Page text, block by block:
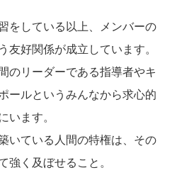
をしている以上、メンバーの
友好関係が成立しています。
のリーダーである指導者やキ
ールというみんなから求心的
います。
いている人間の特権は、その
強く及ぼせること。